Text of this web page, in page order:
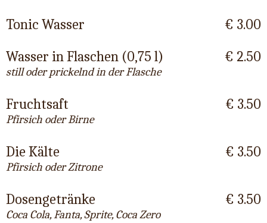
Tonic Wasser
€ 3.00
Wasser in Flaschen (0,75 l)
still oder prickelnd in der Flasche
€ 2.50
Fruchtsaft
Pfirsich oder Birne
€ 3.50
Die Kälte
Pfirsich oder Zitrone
€ 3.50
Dosengetränke
Coca Cola, Fanta, Sprite, Coca Zero
€ 3.50